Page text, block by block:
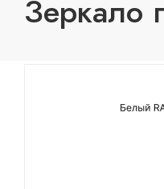
Зеркало